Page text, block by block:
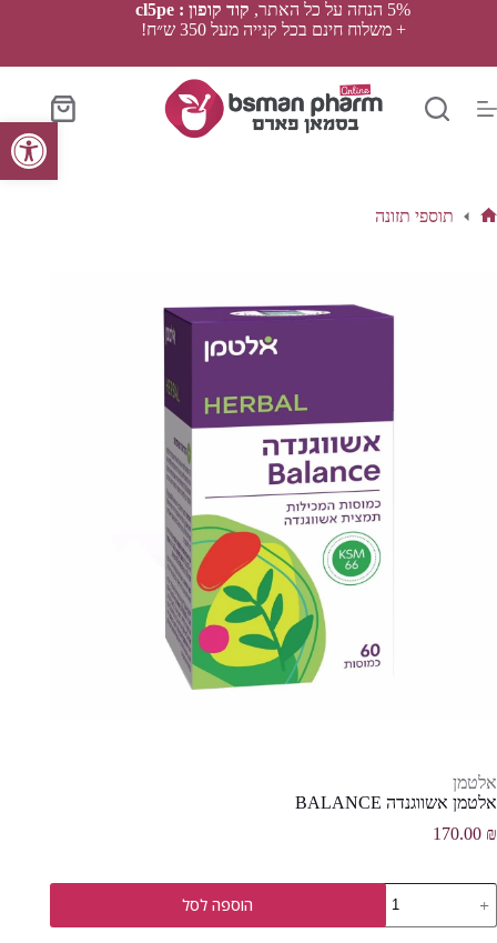
פתח סרגל נגישות
5% הנחה על כל האתר,
קוד קופון : cl5pe
+ משלוח חינם בכל קנייה מעל 350 ש״ח!
סל
הקניות
תוספי תזונה
אלטמן
אלטמן אשווגנדה BALANCE
170.00 ₪
כמות
של
אלטמן
הוספה לסל